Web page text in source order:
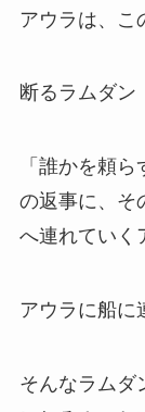
アウラは、こ
断るラムダン
「誰かを頼
の返事に、そ
へ連れていく
アウラに船に
そんなラムダ